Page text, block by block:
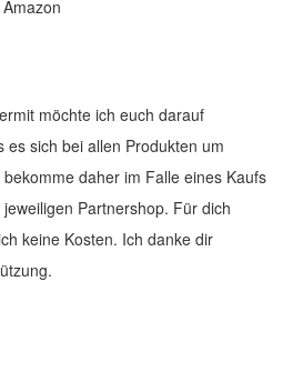
möchte ich euch darauf
sich bei allen Produkten um
daher im Falle eines Kaufs
Partnershop. Für dich
keine Kosten. Ich danke dir